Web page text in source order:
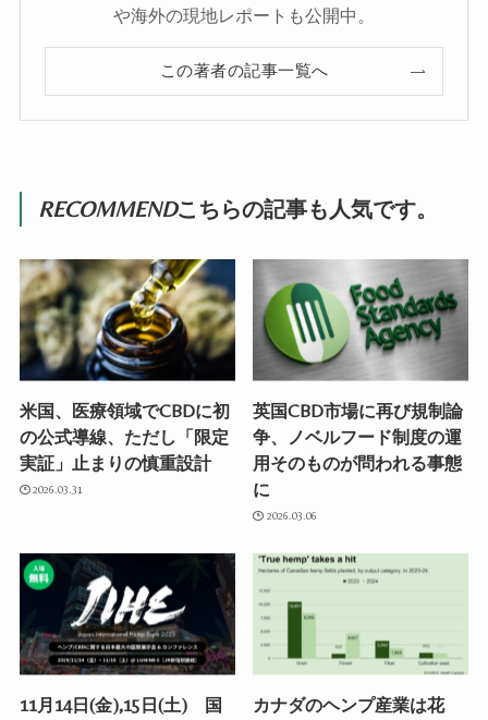
や海外の現地レポートも公開中。
この著者の記事一覧へ
RECOMMENDこちらの記事も人気です。
米国、医療領域でCBDに初
の公式導線、ただし「限定
実証」止まりの慎重設計
2026.03.31
英国CBD市場に再び規制論
争、ノベルフード制度の運
用そのものが問われる事態
に
2026.03.06
11月14日(金),15日(土) 国
カナダのヘンプ産業は花